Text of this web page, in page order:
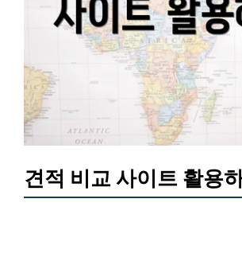
견적 비교 사이트 활용